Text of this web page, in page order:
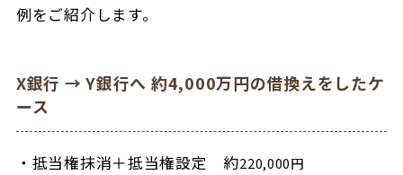
例をご紹介します。
X銀行 → Y銀行へ 約4,000万円の借換えをしたケ
ース
抵当権抹消＋抵当権設定 約220,000円